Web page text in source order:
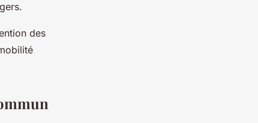
des